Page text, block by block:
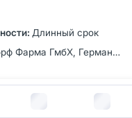
руб.
Длинный срок
Роттендорф Фарма ГмбХ, Германия